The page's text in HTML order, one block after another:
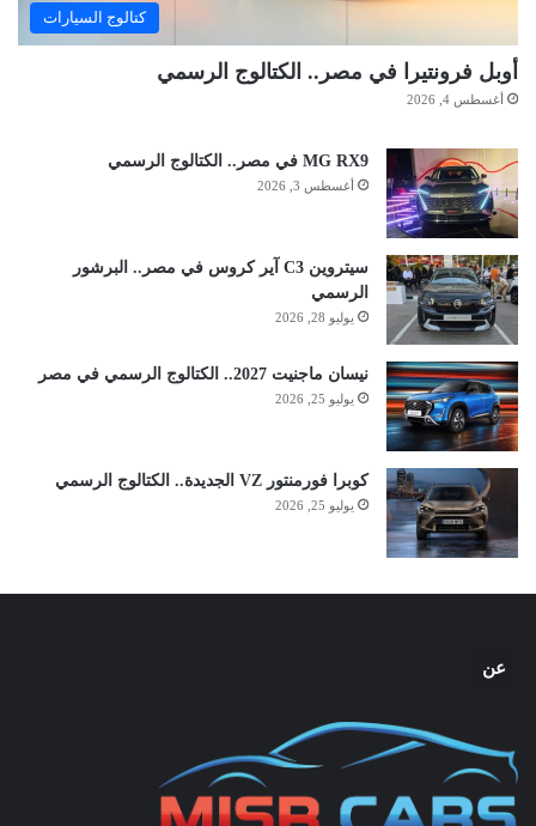
كتالوج السيارات
أوبل فرونتيرا في مصر.. الكتالوج الرسمي
أغسطس 4, 2026
MG RX9 في مصر.. الكتالوج الرسمي
أغسطس 3, 2026
سيتروين C3 آير كروس في مصر.. البرشور
الرسمي
يوليو 28, 2026
نيسان ماجنيت 2027.. الكتالوج الرسمي في مصر
يوليو 25, 2026
كوبرا فورمنتور VZ الجديدة.. الكتالوج الرسمي
يوليو 25, 2026
عن